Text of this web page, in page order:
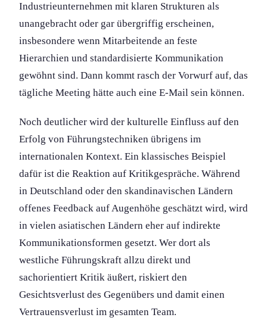
Industrieunternehmen mit klaren Strukturen als
unangebracht oder gar übergriffig erscheinen,
insbesondere wenn Mitarbeitende an feste
Hierarchien und standardisierte Kommunikation
gewöhnt sind. Dann kommt rasch der Vorwurf auf, das
tägliche Meeting hätte auch eine E-Mail sein können.
Noch deutlicher wird der kulturelle Einfluss auf den
Erfolg von Führungs­techniken übrigens im
internation­alen Kontext. Ein klassisches Beispiel
dafür ist die Reaktion auf Kritikgespräche. Während
in Deutschland oder den skandinavischen Ländern
offenes Feedback auf Augenhöhe geschätzt wird, wird
in vielen asiatischen Ländern eher auf indirekte
Kommunikations­formen gesetzt. Wer dort als
westliche Führungs­kraft allzu direkt und
sachorientiert Kritik äußert, riskiert den
Gesichtsverlust des Gegenübers und damit einen
Vertrauensverlust im gesamten Team.